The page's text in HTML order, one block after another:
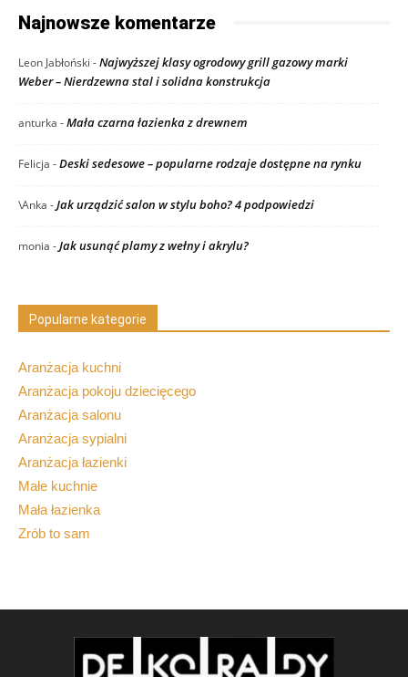
Najnowsze komentarze
Leon Jabłoński -Najwyższej klasy ogrodowy grill gazowy marki
Weber – Nierdzewna stal i solidna konstrukcja
anturka -Mała czarna łazienka z drewnem
Felicja -Deski sedesowe – popularne rodzaje dostępne na rynku
\Anka -Jak urządzić salon w stylu boho? 4 podpowiedzi
monia -Jak usunąć plamy z wełny i akrylu?
Popularne kategorie
Aranżacja kuchni
Aranżacja pokoju dziecięcego
Aranżacja salonu
Aranżacja sypialni
Aranżacja łazienki
Małe kuchnie
Mała łazienka
Zrób to sam